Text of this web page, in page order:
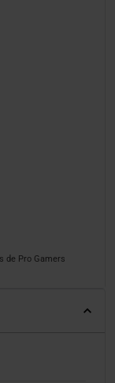
de Pro Gamers